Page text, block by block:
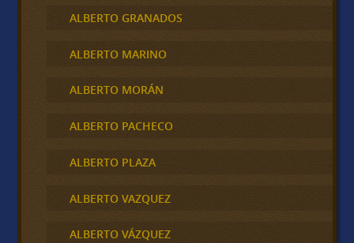
ALBERTO GRANADOS
ALBERTO MARINO
ALBERTO MORÁN
ALBERTO PACHECO
ALBERTO PLAZA
ALBERTO VAZQUEZ
ALBERTO VÁZQUEZ